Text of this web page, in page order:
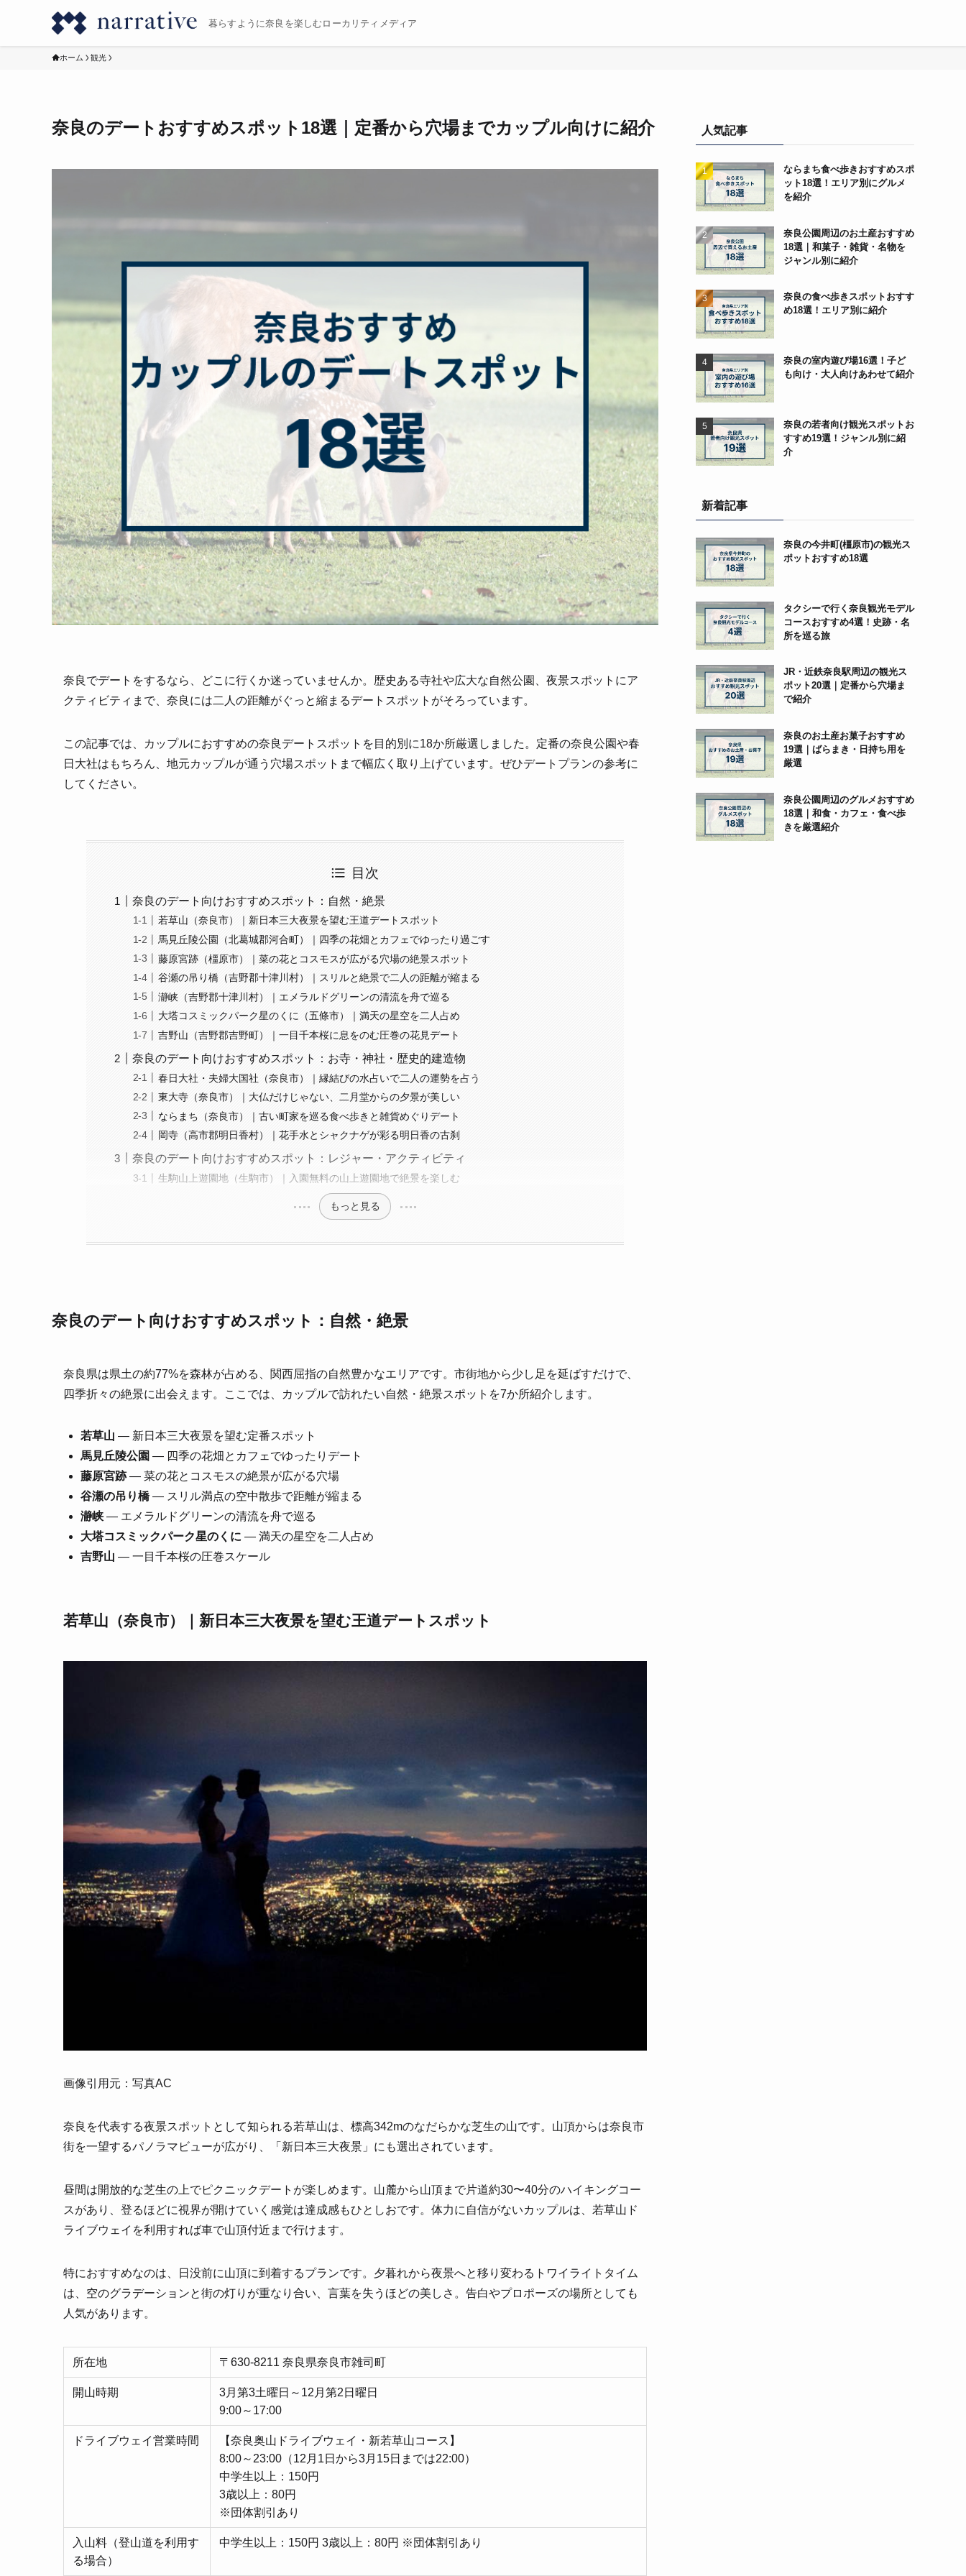
暮らすように奈良を楽しむローカリティメディア
ホーム 観光
奈良のデートおすすめスポット18選｜定番から穴場までカップル向けに紹介
奈良でデートをするなら、どこに行くか迷っていませんか。歴史ある寺社や広大な自然公園、夜景スポットにア
クティビティまで、奈良には二人の距離がぐっと縮まるデートスポットがそろっています。
この記事では、カップルにおすすめの奈良デートスポットを目的別に18か所厳選しました。定番の奈良公園や春
日大社はもちろん、地元カップルが通う穴場スポットまで幅広く取り上げています。ぜひデートプランの参考に
してください。
目次
奈良のデート向けおすすめスポット：自然・絶景
若草山（奈良市）｜新日本三大夜景を望む王道デートスポット
馬見丘陵公園（北葛城郡河合町）｜四季の花畑とカフェでゆったり過ごす
藤原宮跡（橿原市）｜菜の花とコスモスが広がる穴場の絶景スポット
谷瀬の吊り橋（吉野郡十津川村）｜スリルと絶景で二人の距離が縮まる
瀞峡（吉野郡十津川村）｜エメラルドグリーンの清流を舟で巡る
大塔コスミックパーク星のくに（五條市）｜満天の星空を二人占め
吉野山（吉野郡吉野町）｜一目千本桜に息をのむ圧巻の花見デート
奈良のデート向けおすすめスポット：お寺・神社・歴史的建造物
春日大社・夫婦大国社（奈良市）｜縁結びの水占いで二人の運勢を占う
東大寺（奈良市）｜大仏だけじゃない、二月堂からの夕景が美しい
ならまち（奈良市）｜古い町家を巡る食べ歩きと雑貨めぐりデート
岡寺（高市郡明日香村）｜花手水とシャクナゲが彩る明日香の古刹
奈良のデート向けおすすめスポット：レジャー・アクティビティ
生駒山上遊園地（生駒市）｜入園無料の山上遊園地で絶景を楽しむ
もっと見る
奈良のデート向けおすすめスポット：自然・絶景
奈良県は県土の約77%を森林が占める、関西屈指の自然豊かなエリアです。市街地から少し足を延ばすだけで、
四季折々の絶景に出会えます。ここでは、カップルで訪れたい自然・絶景スポットを7か所紹介します。
若草山 — 新日本三大夜景を望む定番スポット
馬見丘陵公園 — 四季の花畑とカフェでゆったりデート
藤原宮跡— 菜の花とコスモスの絶景が広がる穴場
谷瀬の吊り橋— スリル満点の空中散歩で距離が縮まる
瀞峡 — エメラルドグリーンの清流を舟で巡る
大塔コスミックパーク星のくに — 満天の星空を二人占め
吉野山 — 一目千本桜の圧巻スケール
若草山（奈良市）｜新日本三大夜景を望む王道デートスポット
画像引用元：写真AC
奈良を代表する夜景スポットとして知られる若草山は、標高342mのなだらかな芝生の山です。山頂からは奈良市
街を一望するパノラマビューが広がり、「新日本三大夜景」にも選出されています。
昼間は開放的な芝生の上でピクニックデートが楽しめます。山麓から山頂まで片道約30〜40分のハイキングコー
スがあり、登るほどに視界が開けていく感覚は達成感もひとしおです。体力に自信がないカップルは、若草山ド
ライブウェイを利用すれば車で山頂付近まで行けます。
特におすすめなのは、日没前に山頂に到着するプランです。夕暮れから夜景へと移り変わるトワイライトタイム
は、空のグラデーションと街の灯りが重なり合い、言葉を失うほどの美しさ。告白やプロポーズの場所としても
人気があります。
所在地 〒630-8211 奈良県奈良市雑司町
開山時期
3月第3土曜日～12月第2日曜日
9:00～17:00
ドライブウェイ営業時間
​​【奈良奥山ドライブウェイ・新若草山コース】
8:00～23:00（12月1日から3月15日までは22:00）
​​中学生以上：150円
3歳以上：80円
※団体割引あり
入山料（登山道を利用す
る場合）
​​中学生以上：150円 3歳以上：80円 ※団体割引あり
人気記事
ならまち食べ歩きおすすめスポ
ット18選！エリア別にグルメ
を紹介
奈良公園周辺のお土産おすすめ
18選｜和菓子・雑貨・名物を
ジャンル別に紹介
奈良の食べ歩きスポットおすす
め18選！エリア別に紹介
奈良の室内遊び場16選！子ど
も向け・大人向けあわせて紹介
奈良の若者向け観光スポットお
すすめ19選！ジャンル別に紹
介
新着記事
奈良の今井町(橿原市)の観光ス
ポットおすすめ18選
タクシーで行く奈良観光モデル
コースおすすめ4選！史跡・名
所を巡る旅
JR・近鉄奈良駅周辺の観光ス
ポット20選｜定番から穴場ま
で紹介
奈良のお土産お菓子おすすめ
19選｜ばらまき・日持ち用を
厳選
奈良公園周辺のグルメおすすめ
18選｜和食・カフェ・食べ歩
きを厳選紹介